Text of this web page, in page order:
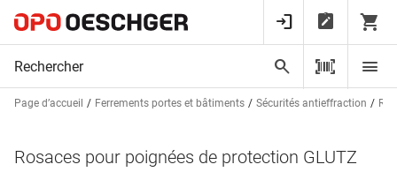
Page d’accueil Ferrements portes et bâtiments Sécurités antieffraction
Rosaces pour poignées de protection GLUTZ